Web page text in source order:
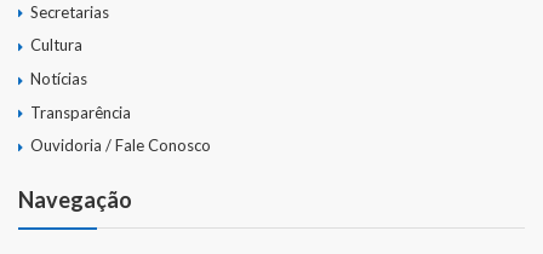
Secretarias
Cultura
Notícias
Transparência
Ouvidoria / Fale Conosco
Navegação